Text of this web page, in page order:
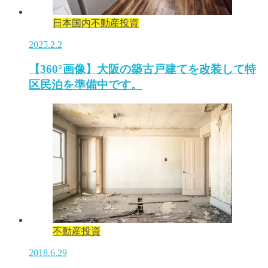
日本国内不動産投資
2025.2.2
【360°画像】大阪の築古戸建てを改装して特
区民泊を準備中です。
不動産投資
2018.6.29